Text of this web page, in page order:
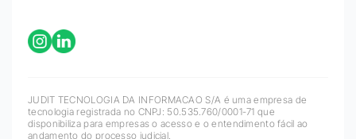
JUDIT TECNOLOGIA DA INFORMACAO S/A é uma empresa de
tecnologia registrada no CNPJ: 50.535.760/0001-71 que
disponibiliza para empresas o acesso e o entendimento fácil ao
andamento do processo judicial.